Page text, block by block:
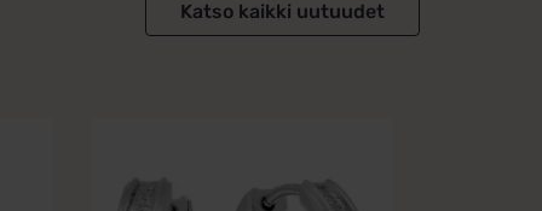
Katso kaikki uutuudet